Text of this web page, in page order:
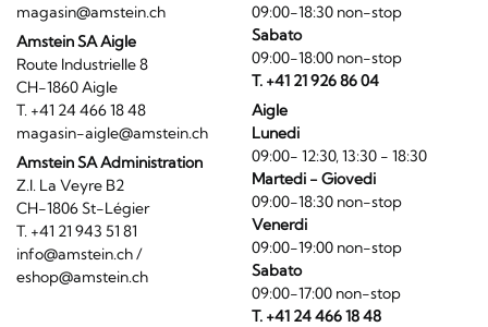
magasin@amstein.ch
Amstein SA Aigle
Route Industrielle 8
CH-1860 Aigle
T. +41 24 466 18 48
magasin-aigle@amstein.ch
Amstein SA Administration
Z.I. La Veyre B2
CH-1806 St-Légier
T. +41 21 943 51 81
info@amstein.ch/
eshop@amstein.ch
09:00-18:30 non-stop
Sabato
09:00-18:00 non-stop
T. +41 21 926 86 04
Aigle
Lunedi
09:00- 12:30, 13:30 - 18:30
Martedi - Giovedi
09:00-18:30 non-stop
Venerdi
09:00-19:00 non-stop
Sabato
09:00-17:00 non-stop
T. +41 24 466 18 48